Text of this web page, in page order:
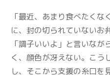
「最近、あまり食べたく
に、封の切られていないお
「調子いいよ」と言いな
く、顔色が冴えない。こう
し、そこから支援の糸口を